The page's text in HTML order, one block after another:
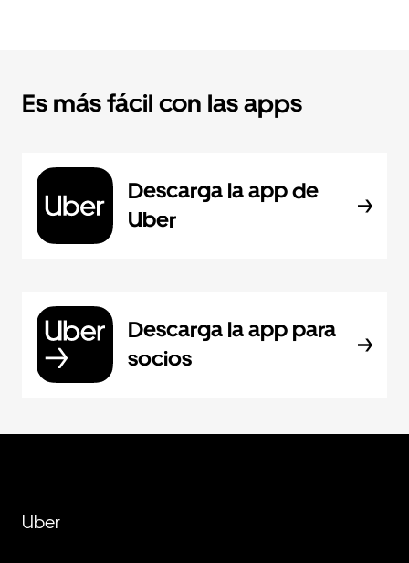
Es más fácil con las apps
Descarga la app de
Uber
Descarga la app para
socios
Uber